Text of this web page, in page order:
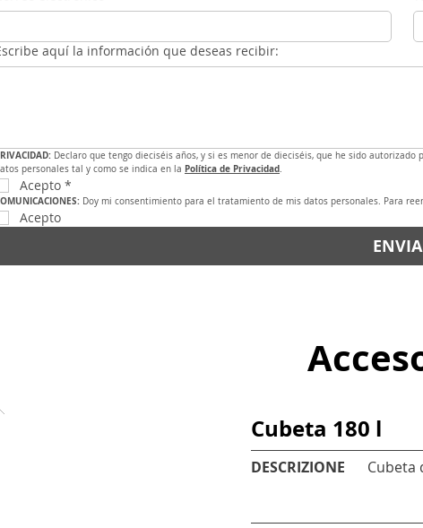
aquí la información que deseas recibir:
Declaro que tengo dieciséis años, y si es menor de dieciséis, que he sido
personales tal y como se indica en la Política de Privacidad.
Acepto *
Doy mi consentimiento para el tratamiento de mis datos personales. Para
Acepto
Cubeta 180 l
DESCRIZIONE Cubeta